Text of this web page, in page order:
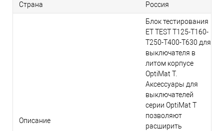
Страна Россия
Описание
Блок тестирования
ET TEST T125-T160-
T250-T400-T630 для
выключателя в
литом корпусе
OptiMat T.
Аксессуары для
выключателей
серии OptiMat T
позволяют
расширить